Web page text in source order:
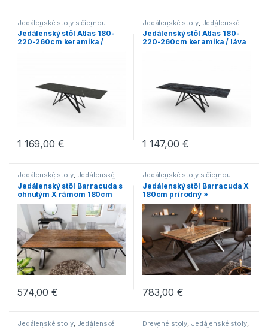
Jedálenské stoly s čiernou
podnožou , Jedálenské stoly so
stredovou podnožou,
Jedálenské stoly v
Jedálenský stôl Atlas 180-
220-260cm keramika /
1 169,00 €
Jedálenské stoly, Jedálenské
stoly s čiernou podnožou ,
Jedálenské stoly so stredovou
podnožou,Jedálenské stoly v
Jedálenský stôl Atlas 180-
220-260cm keramika / láva
1 147,00 €
Jedálenské stoly, Jedálenské
stoly s chrómovanou podnožou
Jedálenské stoly s čiernou
podnožou ,Jedálenské stoly v
industriálnom štýle
stoly z tmavého dreva Novinky
Stoly
Jedálenský stôl Barracuda s
ohnutým X rámom 180cm
574,00€
Jedálenské stoly s čiernou
podnožou Jedálenské stoly v
industriálnom štýle,Jedálenské
stoly zo svetlého dreva
Jedálenský stôl Barracuda X
180cm prírodný »
783,00€
Jedálenské stoly, Jedálenské Drevené stoly, Jedálenské stoly,